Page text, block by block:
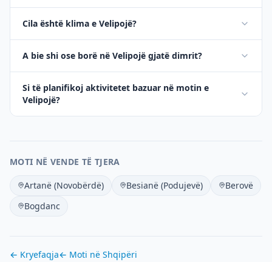
Cila është klima e Velipojë?
A bie shi ose borë në Velipojë gjatë dimrit?
Si të planifikoj aktivitetet bazuar në motin e
Velipojë?
MOTI NË VENDE TË TJERA
Artanë (Novobërdë) Besianë (Podujevë)
Berovë
Bogdanc
← Kryefaqja← Moti në Shqipëri